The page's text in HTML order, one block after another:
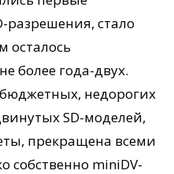
разрешения, стало
осталось
более года-двух.
недорогих
SD-моделей,
прекращена всеми
собственно miniDV-